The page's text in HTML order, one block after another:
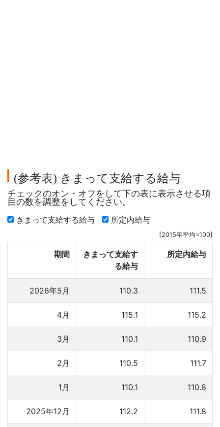
(参考表) きまって支給する給与
チェックのオン・オフをして下の表に表示させる項
目の数を調整をしてください。
きまって支給する給与 所定内給与
[2015年平均=100]
期間
きまって支給す
る給与
所定内給与
2026年5月 110.3 111.5
4月 115.1 115.2
3月 110.1 110.9
2月 110.5 111.7
1月 110.1 110.8
2025年12月 112.2 111.8